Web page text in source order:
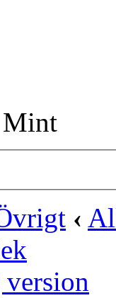
Mint
‹